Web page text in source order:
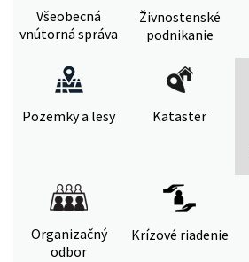
Všeobecná
vnútorná správa
Živnostenské
podnikanie
Pozemky a lesy Kataster
Organizačný
odbor
Krízové riadenie